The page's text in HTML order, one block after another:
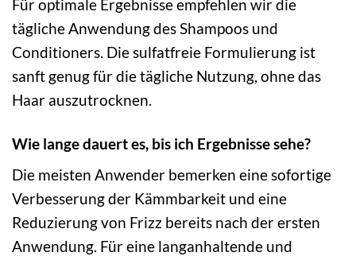
Für optimale Ergebnisse empfehlen wir die
tägliche Anwendung des Shampoos und
Conditioners. Die sulfatfreie Formulierung ist
sanft genug für die tägliche Nutzung, ohne das
Haar auszutrocknen.
Wie lange dauert es, bis ich Ergebnisse sehe?
Die meisten Anwender bemerken eine sofortige
Verbesserung der Kämmbarkeit und eine
Reduzierung von Frizz bereits nach der ersten
Anwendung. Für eine langanhaltende und